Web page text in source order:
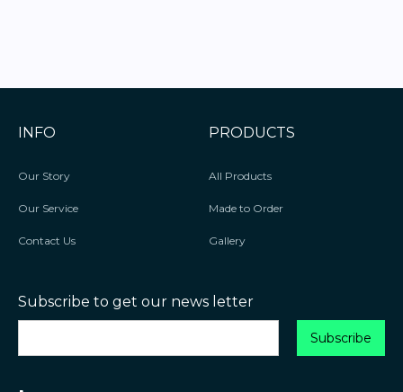
INFO
Our Story
Our Service
Contact Us
PRODUCTS
All Products
Made to Order
Gallery
Subscribe to get our news letter